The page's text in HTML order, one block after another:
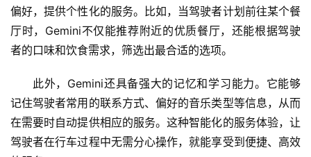
偏好，提供个性化的服务。比如，当驾驶者计划前往某个餐
厅时，Gemini不仅能推荐附近的优质餐厅，还能根据驾驶
者的口味和饮食需求，筛选出最合适的选项。
此外，Gemini还具备强大的记忆和学习能力。它能够
记住驾驶者常用的联系方式、偏好的音乐类型等信息，从而
在需要时自动提供相应的服务。这种智能化的服务体验，让
驾驶者在行车过程中无需分心操作，就能享受到便捷、高效